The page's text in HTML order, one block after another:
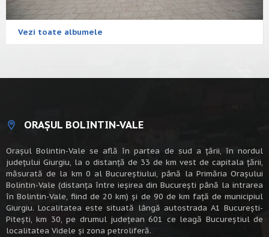
Vezi toate albumele
ORAȘUL BOLINTIN-VALE
Oraşul Bolintin-Vale se află în partea de sud a ţării, în nordul
judeţului Giurgiu, la o distanţă de 33 de km vest de capitala țării,
măsurată de la km 0 al Bucureștiului, până la Primăria Orașului
Bolintin-Vale (distanța între ieșirea din București până la intrarea
în Bolintin-Vale, fiind de 20 km) şi de 90 de km faţă de municipiul
Giurgiu. Localitatea este situată lângă autostrada A1 Bucureşti-
Piteşti, km 30, pe drumul judeţean 601 ce leagă Bucureştiul de
localitatea Videle şi zona petroliferă.